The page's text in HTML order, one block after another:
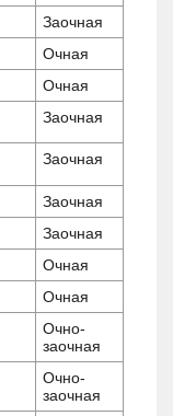
Заочная
Очная
Очная
Заочная
Заочная
Заочная
Заочная
Очная
Очная
Очно-
заочная
Очно-
заочная